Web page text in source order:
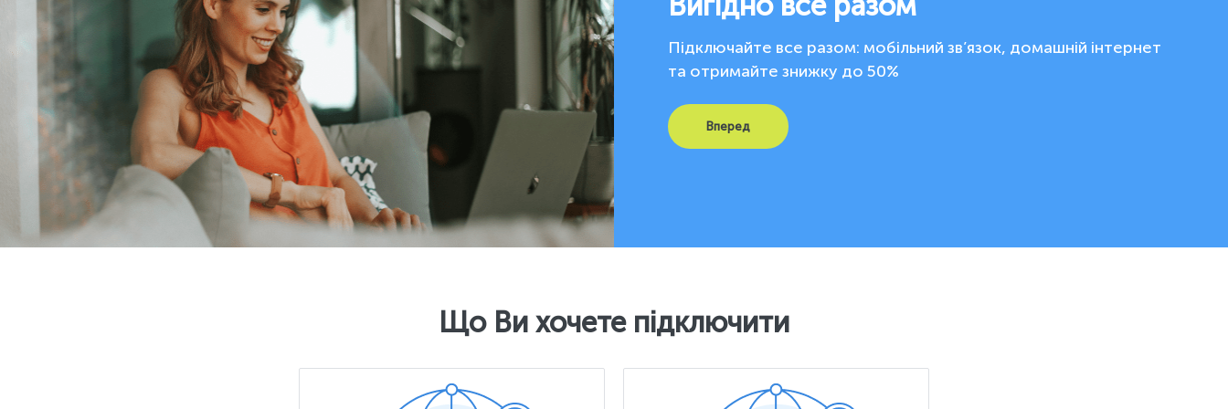
Підключайте все разом: мобільний зв’язок, домашній інтернет
та отримайте знижку до 50%
Вперед
Що Ви хочете підключити